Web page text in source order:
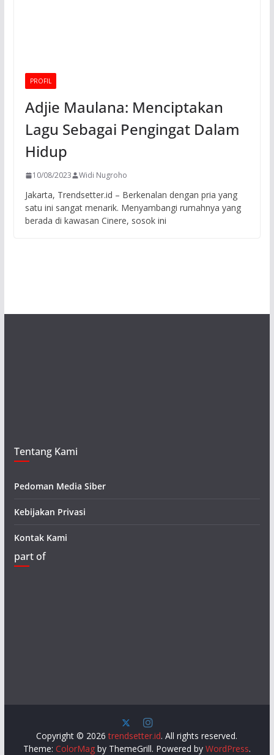
PROFIL
Adjie Maulana: Menciptakan
Lagu Sebagai Pengingat Dalam
Hidup
10/08/2023 Widi Nugroho
Jakarta, Trendsetter.id – Berkenalan dengan pria yang
satu ini sangat menarik. Menyambangi rumahnya yang
berada di kawasan Cinere, sosok ini
Tentang Kami
Pedoman Media Siber
Kebijakan Privasi
Kontak Kami
part of
Copyright © 2026trendsetter.id. All rights reserved.
Theme: ColorMagby ThemeGrill. Powered by WordPress.